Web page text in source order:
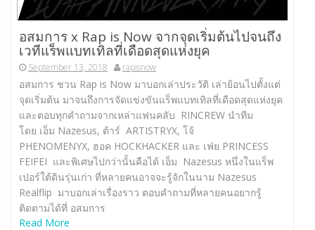
อสมการ x Rap is Now จากจุดเริ่มต้นไปจนถึง
เวทีแร็พแบทเทิลที่เดือดสุดแห่งยุค
September 13, 2018 rapisnow
อสมการ ชวน Rap is Now มาบอกเล่าประวัติ เล่าย้อนไปตั้งแต่
จุดเริ่มต้น มาจนถึงการจัดแข่งขันแร็พแบทเทิลที่เดือดสุดแห่งยุค
และตอบทุกคำถามจากเหล่าแฟนคลับ RINCREW นำทีม
โดย เอ็ม Nazesus, ต้าร์ ARTISTRYX, โจ้
PHENOMENYX, ฮอค HOCKHACKER และ เฟ่ย PRINCESS
FEIFEI และพิเศษไปกว่านั้นคือได้ เอ็ม Nazesus หนึ่งในแร็พ
เปอร์ใต้ดินรุ่นเก่า ที่หลายคนอาจจะรู้จักในนาม Nazesus
Realflip มาบอกเล่าเรื่องราว ตอบคำถามที่หลายคนอยากรู้
ติดตามได้ที่ อสมการ
Read More